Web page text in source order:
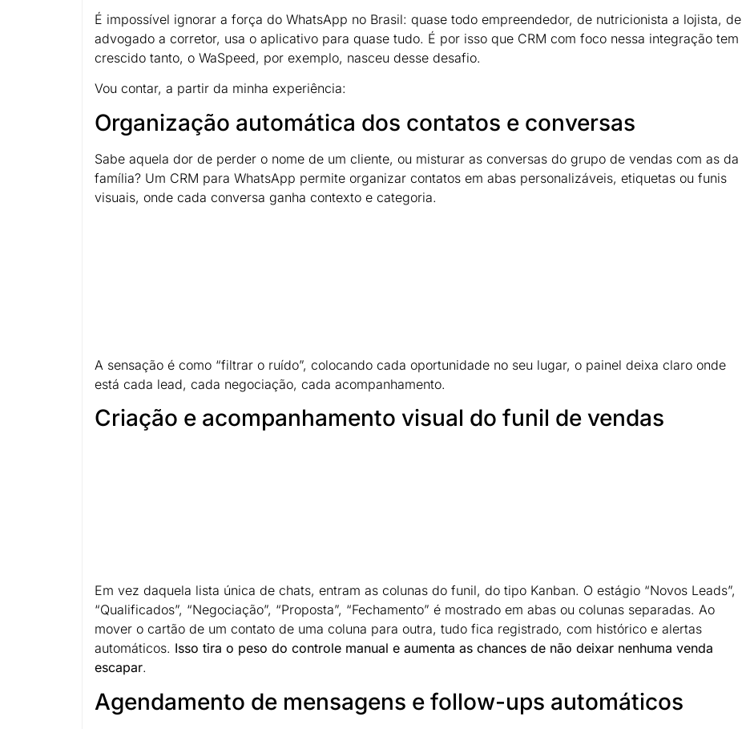
É impossível ignorar a força do WhatsApp no Brasil: quase todo empreendedor, de nutricionista a lojista, de
advogado a corretor, usa o aplicativo para quase tudo. É por isso que CRM com foco nessa integração tem
crescido tanto, o WaSpeed, por exemplo, nasceu desse desafio.
Vou contar, a partir da minha experiência:
Organização automática dos contatos e conversas
Sabe aquela dor de perder o nome de um cliente, ou misturar as conversas do grupo de vendas com as da
família? Um CRM para WhatsApp permite organizar contatos em abas personalizáveis, etiquetas ou funis
visuais, onde cada conversa ganha contexto e categoria.
A sensação é como “filtrar o ruído”, colocando cada oportunidade no seu lugar, o painel deixa claro onde
está cada lead, cada negociação, cada acompanhamento.
Criação e acompanhamento visual do funil de vendas
Em vez daquela lista única de chats, entram as colunas do funil, do tipo Kanban. O estágio “Novos Leads”,
“Qualificados”, “Negociação”, “Proposta”, “Fechamento” é mostrado em abas ou colunas separadas. Ao
mover o cartão de um contato de uma coluna para outra, tudo fica registrado, com histórico e alertas
automáticos. Isso tira o peso do controle manual e aumenta as chances de não deixar nenhuma venda
escapar.
Agendamento de mensagens e follow-ups automáticos